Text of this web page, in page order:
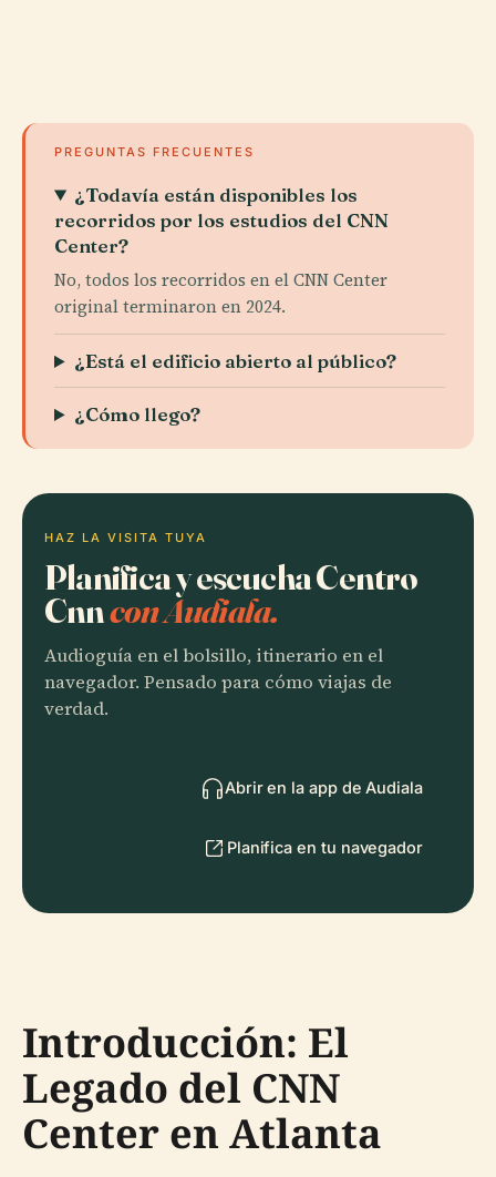
PREGUNTAS FRECUENTES
¿Todavía están disponibles los
recorridos por los estudios del CNN
Center?
No, todos los recorridos en el CNN Center
original terminaron en 2024.
¿Está el edificio abierto al público?
¿Cómo llego?
HAZ LA VISITA TUYA
Planifica y escucha Centro
Cnncon Audiala.
Audioguía en el bolsillo, itinerario en el
navegador. Pensado para cómo viajas de
verdad.
Abrir en la app de Audiala
Planifica en tu navegador
Introducción: El
Legado del CNN
Center en Atlanta